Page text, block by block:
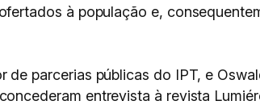
à população e,
parcerias públicas do IPT, e
entrevista à revista